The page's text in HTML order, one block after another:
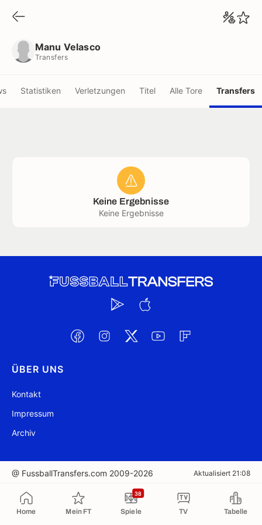
Home Mein FT Spiele
38
TV Tabelle
Manu Velasco
Transfers
Statistiken Verletzungen Titel Alle Tore Transfers
Keine Ergebnisse
Keine Ergebnisse
ÜBER UNS
Kontakt
Impressum
Archiv
@ FussballTransfers.com 2009-2026 Aktualisiert 21:08
In die Zwischenablage kopiert